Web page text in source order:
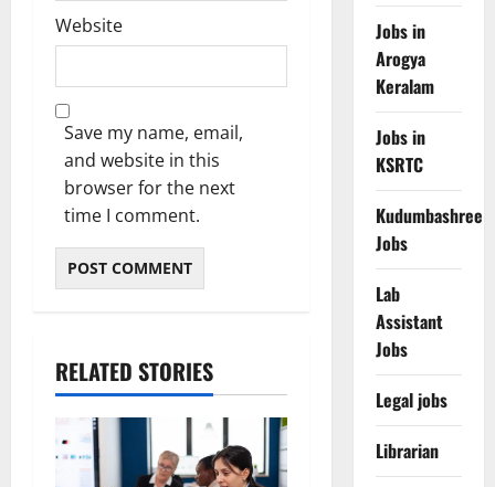
Website
Save my name, email,
and website in this
browser for the next
time I comment.
RELATED STORIES
Jobs in
Arogya
Keralam
Jobs in
KSRTC
Kudumbashree
Jobs
Lab
Assistant
Jobs
Legal jobs
Librarian